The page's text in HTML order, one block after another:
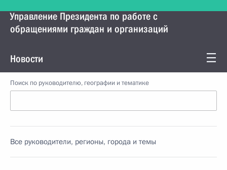
Управление Президента по работе с
обращениями граждан и организаций
Новости
Поиск по руководителю, географии и тематике
Все руководители, регионы, города и темы